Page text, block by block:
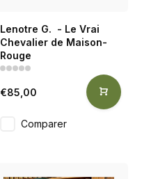
Lenotre G. - Le Vrai
Chevalier de Maison-
Rouge
€85,00
Comparer